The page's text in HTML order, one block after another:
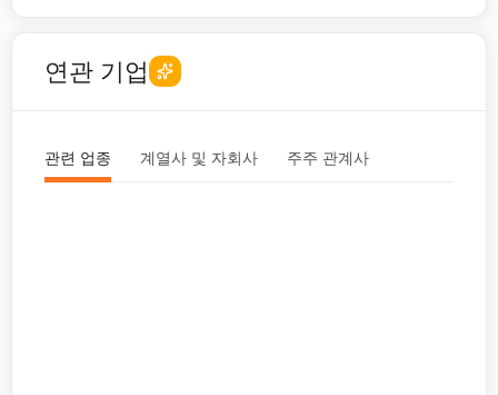
연관 기업
관련 업종 계열사 및 자회사 주주 관계사